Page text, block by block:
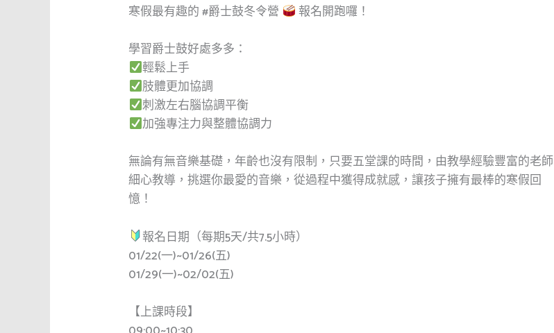
寒假最有趣的#爵士鼓冬令營
報名開跑囉！
學習爵士鼓好處多多：
輕鬆上手
肢體更加協調
刺激左右腦協調平衡
加強專注力與整體協調力
無論有無音樂基礎，年齡也沒有限制，只要五堂課的時間，由教學經驗豐富的老師
細心教導，挑選你最愛的音樂，從過程中獲得成就感，讓孩子擁有最棒的寒假回
憶！
報名日期（每期5天/共7.5小時）
01/22(一)~01/26(五)
01/29(一)~02/02(五)
【上課時段】